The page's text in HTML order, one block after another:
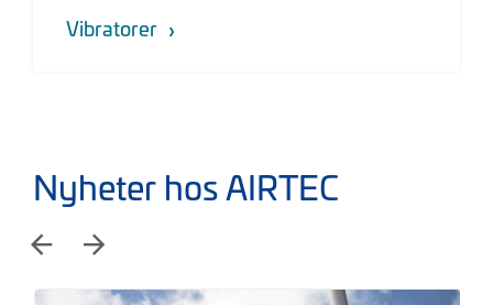
Vibratorer
Nyheter hos AIRTEC